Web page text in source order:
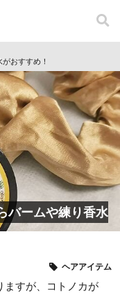
おすすめ！
バームや練り香水
ヘアアイテム
ますが、コトノカが